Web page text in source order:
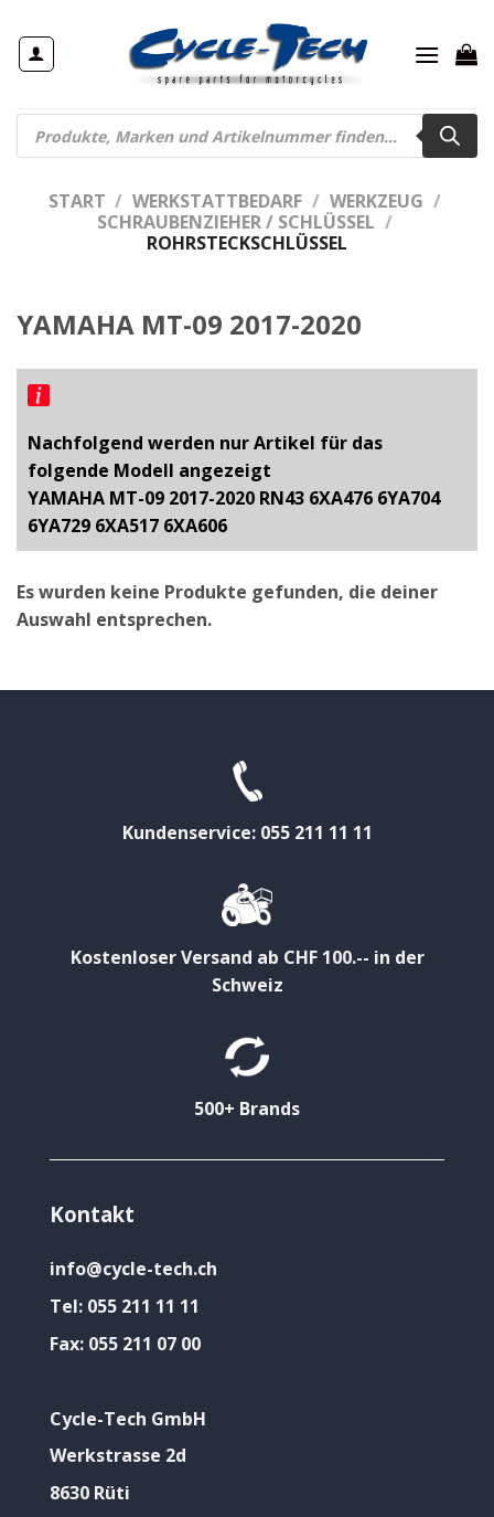
Inhalt
springen
Products
search
START / WERKSTATTBEDARF / WERKZEUG /
SCHRAUBENZIEHER / SCHLÜSSEL /
ROHRSTECKSCHLÜSSEL
YAMAHA MT-09 2017-2020
Nachfolgend werden nur Artikel für das
folgende Modell angezeigt
YAMAHA MT-09 2017-2020 RN43 6XA476 6YA704
6YA729 6XA517 6XA606
Es wurden keine Produkte gefunden, die deiner
Auswahl entsprechen.
Kundenservice: 055 211 11 11
Kostenloser Versand ab CHF 100.-- in der
Schweiz
500+ Brands
Kontakt
info@cycle-tech.ch
Tel: 055 211 11 11
Fax: 055 211 07 00
Cycle-Tech GmbH
Werkstrasse 2d
8630 Rüti